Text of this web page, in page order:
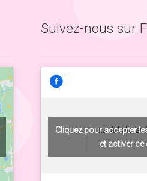
Suivez-nous sur
La Malle à
Cliquez pour accepter
et activer